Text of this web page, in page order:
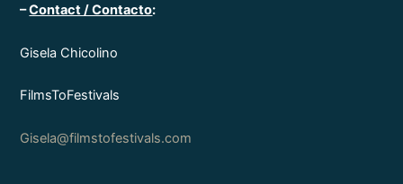
–Contact / Contacto:
Gisela Chicolino
FilmsToFestivals
Gisela@filmstofestivals.com